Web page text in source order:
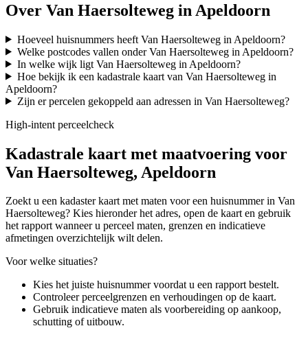
Over Van Haersolteweg in Apeldoorn
Hoeveel huisnummers heeft Van Haersolteweg in Apeldoorn?
Welke postcodes vallen onder Van Haersolteweg in Apeldoorn?
In welke wijk ligt Van Haersolteweg in Apeldoorn?
Hoe bekijk ik een kadastrale kaart van Van Haersolteweg in
Apeldoorn?
Zijn er percelen gekoppeld aan adressen in Van Haersolteweg?
High-intent perceelcheck
Kadastrale kaart met maatvoering voor
Van Haersolteweg, Apeldoorn
Zoekt u een kadaster kaart met maten voor een huisnummer in Van
Haersolteweg? Kies hieronder het adres, open de kaart en gebruik
het rapport wanneer u perceel maten, grenzen en indicatieve
afmetingen overzichtelijk wilt delen.
Voor welke situaties?
Kies het juiste huisnummer voordat u een rapport bestelt.
Controleer perceelgrenzen en verhoudingen op de kaart.
Gebruik indicatieve maten als voorbereiding op aankoop,
schutting of uitbouw.